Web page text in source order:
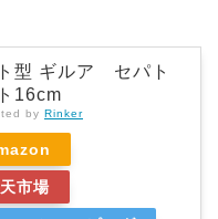
型 ギルア セパト
16cm
by Rinker
市場